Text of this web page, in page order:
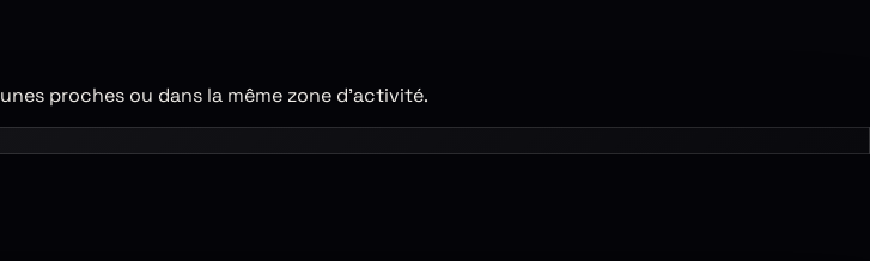
proches ou dans la même zone d’activité.